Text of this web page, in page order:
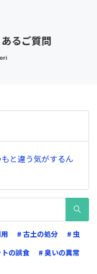
るご質問
と違う気がするん
# 古土の処分
# 虫
の誤食 # 臭いの異常